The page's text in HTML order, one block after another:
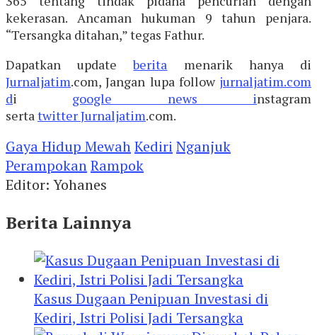
kekerasan. Ancaman hukuman 9 tahun penjara.
“Tersangka ditahan,” tegas Fathur.
Dapatkan updateberita menarik hanya di
Jurnaljatim.com, Jangan lupa follow jurnaljatim.com
di google news instagram
serta twitterJurnaljatim.com.
Gaya Hidup MewahKediri Nganjuk
PerampokanRampok
Editor: Yohanes
Berita Lainnya
Kasus Dugaan Penipuan Investasi di
Kediri, Istri Polisi Jadi Tersangka